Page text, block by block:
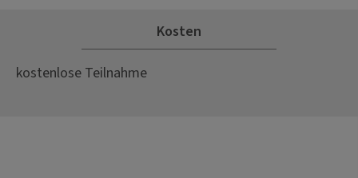
Kosten
kostenlose Teilnahme